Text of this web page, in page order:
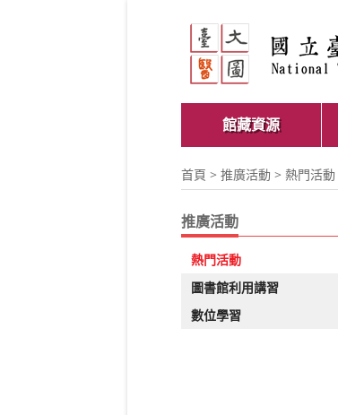
館藏資源
首頁 > 推廣活動 > 熱門活動
推廣活動
熱門活動
圖書館利用講習
數位學習